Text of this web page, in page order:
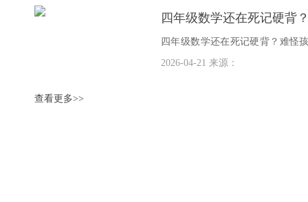
四年级数学还在死记硬背
四年级数学还在死记硬背？难怪
年级是个隐形杀手。很多孩子一
2026-04-21 来源：
查看更多>>